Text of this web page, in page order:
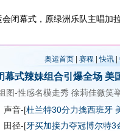
幕式，原绿洲乐队主唱加拉
奥运首页| 赛程 |快讯|
幕式辣妹组合引爆全场 美
图-性感名模走秀 徐莉佳微笑
声音-[杜兰特30分力擒西班牙
田径-[牙买加接力夺冠博尔特3